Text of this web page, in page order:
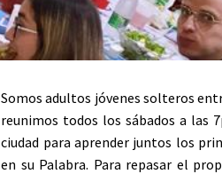
Somos adultos jóvenes solteros
reunimos todos los sábados a las
ciudad para aprender juntos los
en su Palabra. Para repasar el